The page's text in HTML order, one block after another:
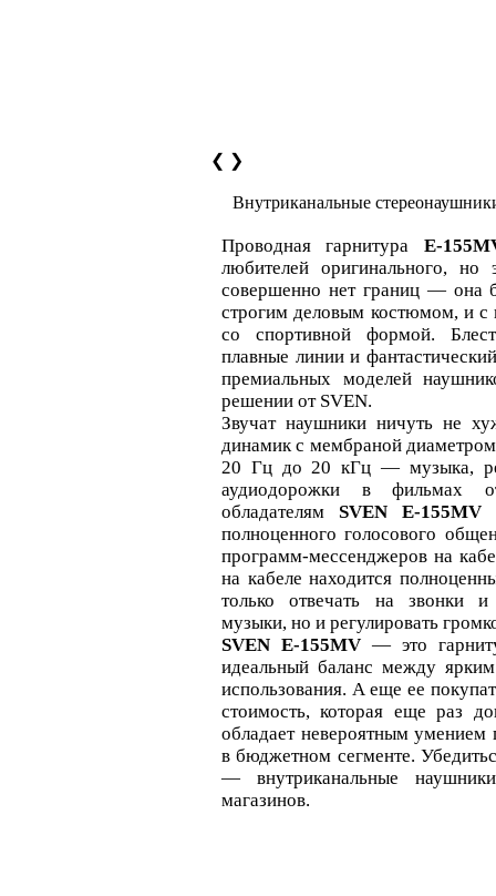
❮ ❯
Внутриканальные
Проводная гарнитура E-
любителей оригинального, но
совершенно нет границ — она
строгим деловым костюмом, и
со спортивной формой.
плавные линии и
премиальных моделей
решении от SVEN.
Звучат наушники ничуть не
динамик с мембраной
20 Гц до 20 кГц — музыка,
аудиодорожки в фильмах
обладателям SVEN E-155MV
полноценного голосового
программ-мессенджеров на
на кабеле находится
только отвечать на звонки и
музыки, но и регулировать
SVEN E-155MV— это
идеальный баланс между
использования. А еще ее
стоимость, которая еще раз
обладает невероятным умением
в бюджетном сегменте.
— внутриканальные
магазинов.